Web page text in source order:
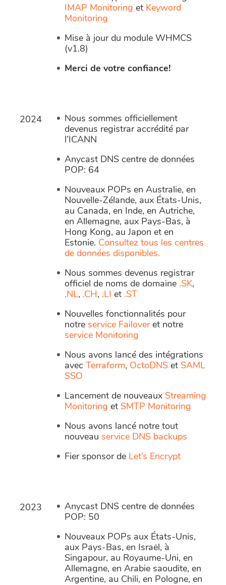
IMAP Monitoring et Keyword
Monitoring
Mise à jour du module WHMCS
(v1.8)
Merci de votre confiance!
2024
Nous sommes officiellement
devenus registrar accrédité par
l’ICANN
Anycast DNS centre de données
POP: 64
Nouveaux POPs en Australie, en
Nouvelle-Zélande, aux États-Unis,
au Canada, en Inde, en Autriche,
en Allemagne, aux Pays-Bas, à
Hong Kong, au Japon et en
Estonie. Consultez tous les centres
de données disponibles.
Nous sommes devenus registrar
officiel de noms de domaine .SK,
.NL, .CH, .LI et .ST
Nouvelles fonctionnalités pour
notre service Failoveret notre
service Monitoring
Nous avons lancé des intégrations
avec Terraform, OctoDNS et SAML
SSO
Lancement de nouveaux Streaming
Monitoring et SMTP Monitoring
Nous avons lancé notre tout
nouveau service DNS backups
Fier sponsor de Let’s Encrypt
2023
Anycast DNS centre de données
POP: 50
Nouveaux POPs aux États-Unis,
aux Pays-Bas, en Israël, à
Singapour, au Royaume-Uni, en
Allemagne, en Arabie saoudite, en
Argentine, au Chili, en Pologne, en